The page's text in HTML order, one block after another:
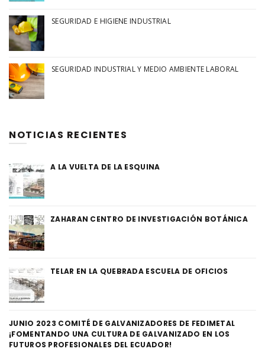
SEGURIDAD E HIGIENE INDUSTRIAL
SEGURIDAD INDUSTRIAL Y MEDIO AMBIENTE LABORAL
NOTICIAS RECIENTES
A LA VUELTA DE LA ESQUINA
ZAHARAN CENTRO DE INVESTIGACIÓN BOTÁNICA
TELAR EN LA QUEBRADA ESCUELA DE OFICIOS
JUNIO 2023 COMITÉ DE GALVANIZADORES DE FEDIMETAL
¡FOMENTANDO UNA CULTURA DE GALVANIZADO EN LOS
FUTUROS PROFESIONALES DEL ECUADOR!